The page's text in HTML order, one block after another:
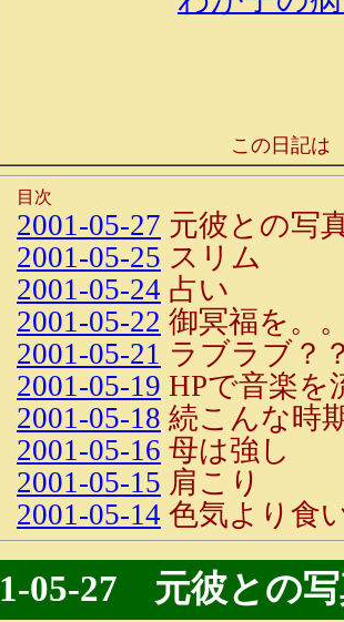
この日記は
目次
2001-05-27 元彼との写
2001-05-25 スリム
2001-05-24 占い
2001-05-22 御冥福を。
2001-05-21 ラブラブ？
2001-05-19 HPで音楽を
2001-05-18 続こんな時
2001-05-16 母は強し
2001-05-15 肩こり
2001-05-14 色気より食
05-27 元彼との